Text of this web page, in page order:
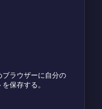
ラウザーに自分の
保存する。